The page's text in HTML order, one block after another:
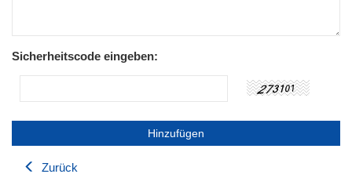
Sicherheitscode eingeben:
Zurück